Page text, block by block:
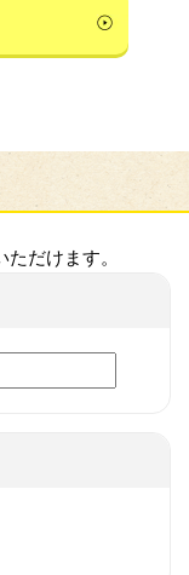
だけます。